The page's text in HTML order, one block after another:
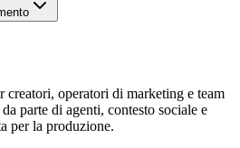
creatori, operatori di marketing e team
parte di agenti, contesto sociale e
per la produzione.